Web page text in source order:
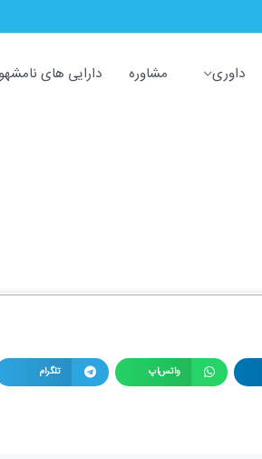
داوری مشاوره دارایی های
واتس‌اپ تلگرام